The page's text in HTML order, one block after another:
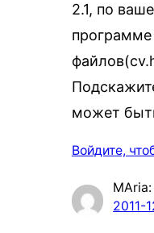
2.1, по
программе
может
Войдите,
MAria:
2011-